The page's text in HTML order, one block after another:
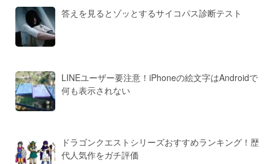
答えを見るとゾッとするサイコパス診断テスト
LINEユーザー要注意！iPhoneの絵文字はAndroidで
何も表示されない
ドラゴンクエストシリーズおすすめランキング！歴
代人気作をガチ評価